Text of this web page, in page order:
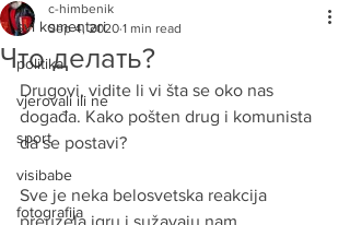
svi komentari
politika
vjerovali ili ne
sport
visibabe
fotografija
Что делать?
c-himbenik
Sep 4, 2020 1 min read
Drugovi, vidite li vi šta se oko nas
događa. Kako pošten drug i komunista
da se postavi?
Sve je neka belosvetska reakcija
preuzela igru i sužavaju nam